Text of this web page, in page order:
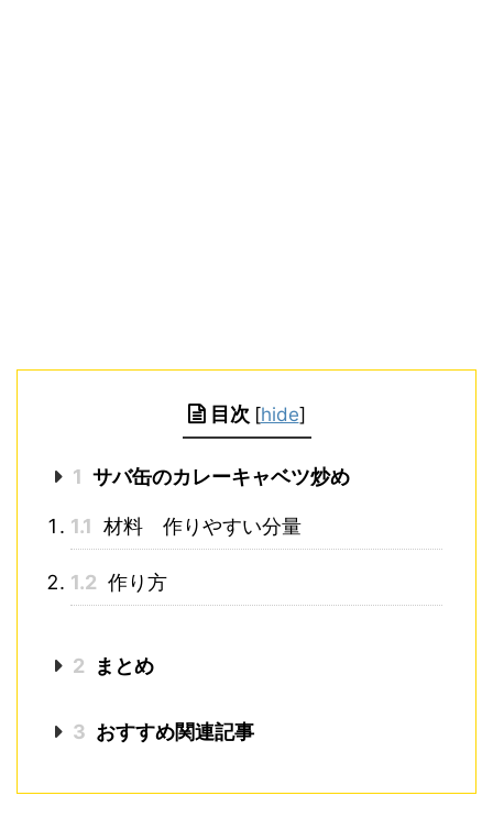
目次 [hide]
1 サバ缶のカレーキャベツ炒め
1.1 材料 作りやすい分量
1.2 作り方
2 まとめ
3 おすすめ関連記事